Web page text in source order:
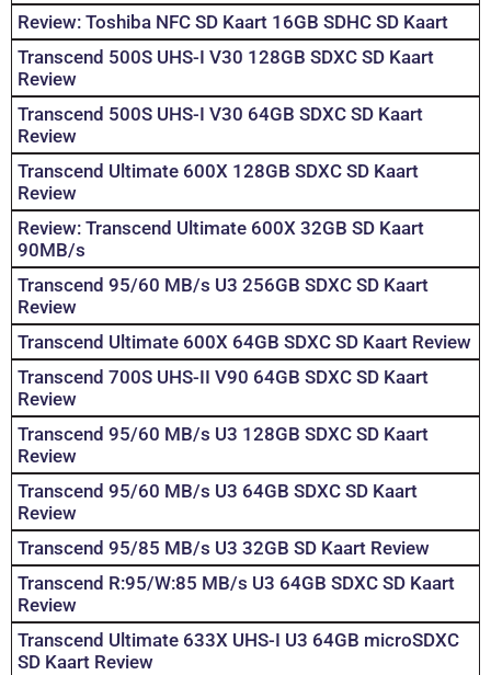
Review: Toshiba NFC SD Kaart 16GB SDHC SD Kaart
Transcend 500S UHS-I V30 128GB SDXC SD Kaart
Review
Transcend 500S UHS-I V30 64GB SDXC SD Kaart
Review
Transcend Ultimate 600X 128GB SDXC SD Kaart
Review
Review: Transcend Ultimate 600X 32GB SD Kaart
90MB/s
Transcend 95/60 MB/s U3 256GB SDXC SD Kaart
Review
Transcend Ultimate 600X 64GB SDXC SD Kaart Review
Transcend 700S UHS-II V90 64GB SDXC SD Kaart
Review
Transcend 95/60 MB/s U3 128GB SDXC SD Kaart
Review
Transcend 95/60 MB/s U3 64GB SDXC SD Kaart
Review
Transcend 95/85 MB/s U3 32GB SD Kaart Review
Transcend R:95/W:85 MB/s U3 64GB SDXC SD Kaart
Review
Transcend Ultimate 633X UHS-I U3 64GB microSDXC
SD Kaart Review